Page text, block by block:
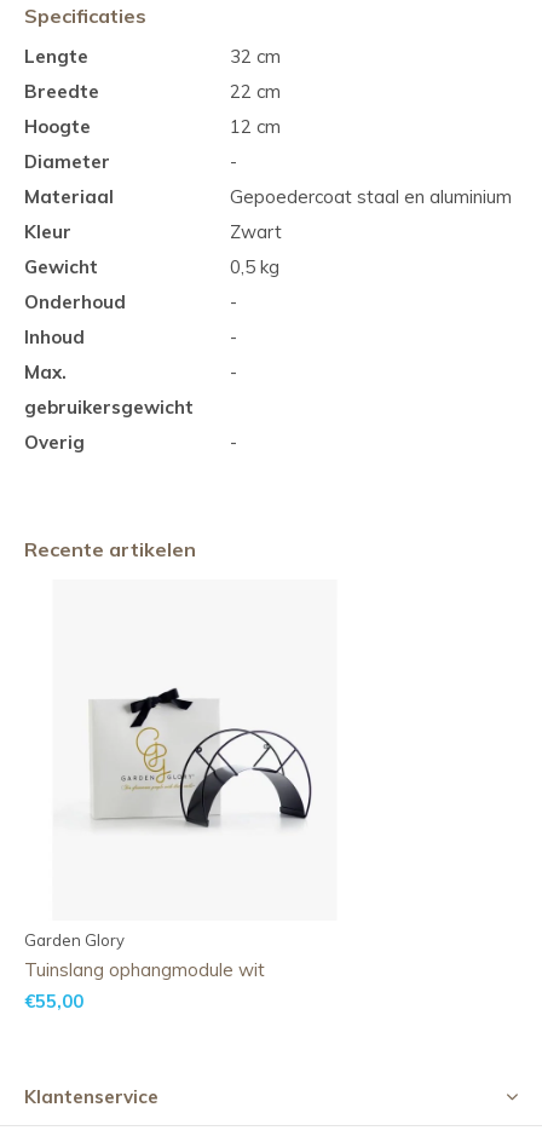
Specificaties
Lengte
32 cm
Breedte
22 cm
Hoogte
12 cm
Diameter
-
Materiaal
Gepoedercoat staal en aluminium
Kleur
Zwart
Gewicht
0,5 kg
Onderhoud
-
Inhoud
-
Max.
gebruikersgewicht
-
Overig -
Recente artikelen
Garden Glory
Tuinslang ophangmodule wit
€55,00
Klantenservice